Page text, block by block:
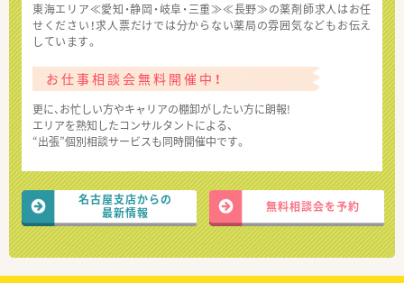
東海エリア≪愛知・静岡・岐阜・三重≫≪長野≫の薬剤師求人はお任
せください！求人票だけでは分からない薬局の雰囲気などもお伝え
しています。
お仕事相談会無料開催中！
更に、お忙しい方やキャリアの棚卸がしたい方に朗報!
エリアを熟知したコンサルタントによる、
“出張”個別相談サービスも同時開催中です。
名古屋支店からの
最新情報
無料相談会を予約